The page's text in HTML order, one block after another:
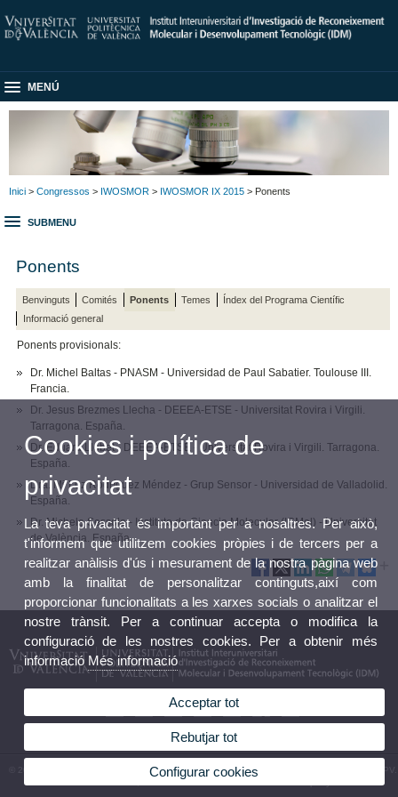
MENÚ
Inici > Congressos > IWOSMOR > IWOSMOR IX 2015 > Ponents
SUBMENU
Ponents
Benvinguts Comités Ponents Temes
Índex del Programa Científic
Informació general
Ponents provisionals:
Dr. Michel Baltas - PNASM - Universidad de Paul Sabatier. Toulouse III.
Francia.
Dr. Jesus Brezmes Llecha - DEEEA-ETSE - Universitat Rovira i Virgili.
Tarragona. España.
Dr. Eduard Llobet - DEEEA-ETSE - Universitat Rovira i Virgili. Tarragona.
España.
Dra. Mª Luz Rodríguez Méndez - Grup Sensor - Universidad de Valladolid.
España.
Dr. Michele Sessolo - Instituto de Ciencia Molecular (ICMol) - Universitat
de València. España.
© 2026 UV. - Av. Vicent Andrés Estellés, 19, 46100 Burjassot (València). Tel.963544410 - UPV.
Camino de Vera, s/n. 46022. València. Tel. 963879347 Espanya
Cookies i política de
privacitat
La teva privacitat és important per a nosaltres. Per això,
t'informem que utilitzem cookies pròpies i de tercers per a
realitzar anàlisis d'ús i mesurament de la nostra pàgina web
amb la finalitat de personalitzar continguts,així com
proporcionar funcionalitats a les xarxes socials o analitzar el
nostre trànsit. Per a continuar accepta o modifica la
configuració de les nostres cookies. Per a obtenir més
informació Més informació
Acceptar tot
Rebutjar tot
Configurar cookies